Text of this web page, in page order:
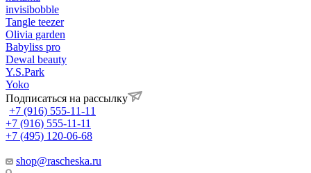
invisibobble
Tangle teezer
Olivia garden
Babyliss pro
Dewal beauty
Y.S.Park
Yoko
Подписаться на рассылку
+7 (916) 555-11-11
+7 (916) 555-11-11
+7 (495) 120-06-68
shop@rascheska.ru